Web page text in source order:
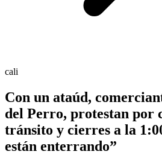
cali
Con un ataúd,
del Perro, protestan por
tránsito y cierres a la
están enterrando”